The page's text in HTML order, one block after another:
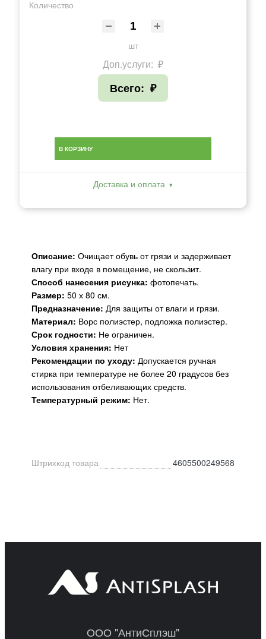
Количество
шт
Доп.услуги: ₽
Всего: ₽
В КОРЗИНУ
Доставка и оплата
Описание: Очищает обувь от грязи и задерживает
влагу при входе в помещение, не скользит.
Способ нанесения рисунка: фотопечать.
Размер: 50 х 80 см.
Предназначение: Для защиты от влаги и грязи.
Материал: Ворс полиэстер, подложка полиэстер.
Срок годности: Не ограничен.
Условия хранения: Нет
Рекомендации по уходу: Допускается ручная
стирка при температуре не более 20 градусов без
использования отбеливающих средств.
Температурный режим: Нет.
Штрихкод товара 4605500249568
ООО "АнтиСплэш"